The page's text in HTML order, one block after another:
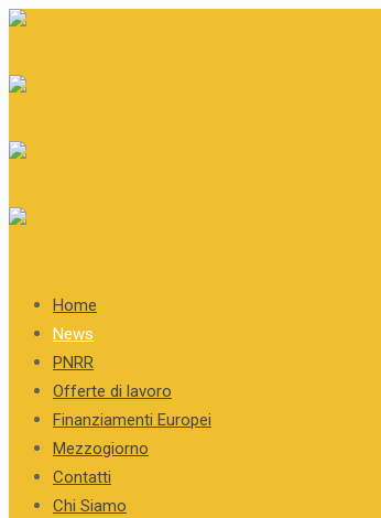
Home
News
PNRR
Offerte di lavoro
Finanziamenti Europei
Mezzogiorno
Contatti
Chi Siamo